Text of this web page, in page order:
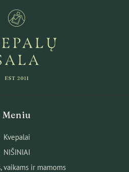
Meniu
Kvepalai
NIŠINIAI
vaikams ir mamoms